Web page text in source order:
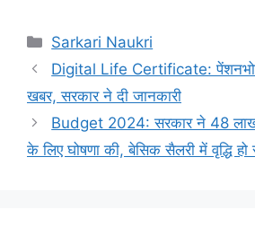
Categories
Sarkari Naukri
Digital Life Certificate:
खबर, सरकार ने दी जानकारी
Budget 2024: सरकार ने 48 लाख
के लिए घोषणा की, बेसिक सैलरी में वृद्धि